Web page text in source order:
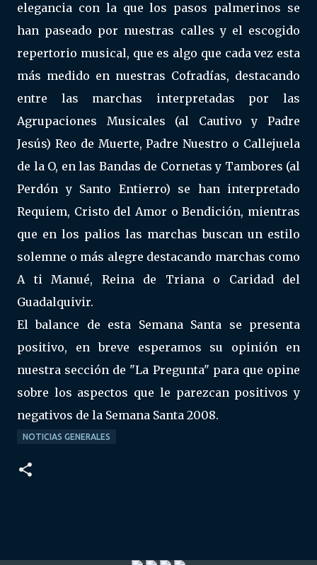
elegancia con la que los pasos palmerinos se
han paseado por nuestras calles y el escogido
repertorio musical, que es algo que cada vez esta
más medido en nuestras Cofradías, destacando
entre las marchas interpretadas por las
Agrupaciones Musicales (al Cautivo y Padre
Jesús) Reo de Muerte, Padre Nuestro o Callejuela
de la O, en las Bandas de Cornetas y Tambores (al
Perdón y Santo Entierro) se han interpretado
Requiem, Cristo del Amor o Bendición, mientras
que en los palios las marchas buscan un estilo
solemne o más alegre destacando marchas como
A ti Manué, Reina de Triana o Caridad del
Guadalquivir.
El balance de esta Semana Santa se presenta
positivo, en breve esperamos su opinión en
nuestra sección de "La Pregunta" para que opine
sobre los aspectos que le parezcan positivos y
negativos de la Semana Santa 2008.
NOTICIAS GENERALES